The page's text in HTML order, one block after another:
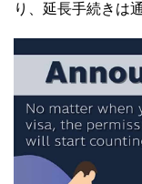
り、延長手続きは